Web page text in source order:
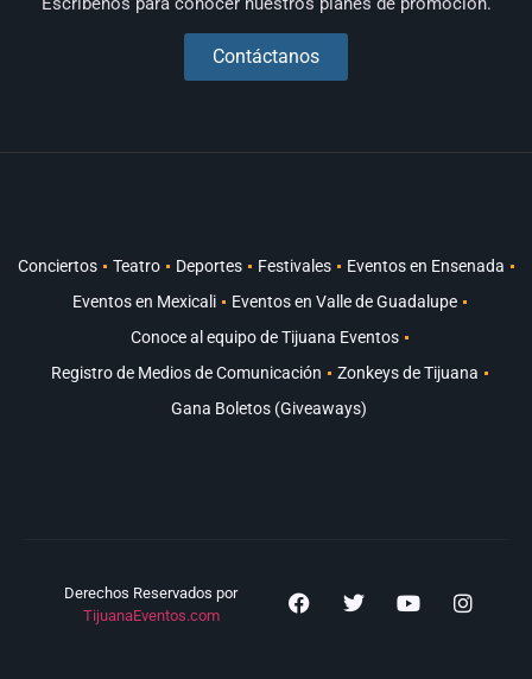
Contáctanos
Conciertos Teatro Deportes Festivales
Eventos en Ensenada
Eventos en Mexicali
Eventos en Valle de Guadalupe
Conoce al equipo de Tijuana Eventos
Registro de Medios de Comunicación
Zonkeys de Tijuana
Gana Boletos (Giveaways)
Derechos Reservados por
TijuanaEventos.com